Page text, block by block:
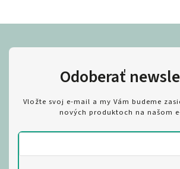
Odoberať
Vložte svoj e-mail a my Vám budeme
nových produktoch na našom